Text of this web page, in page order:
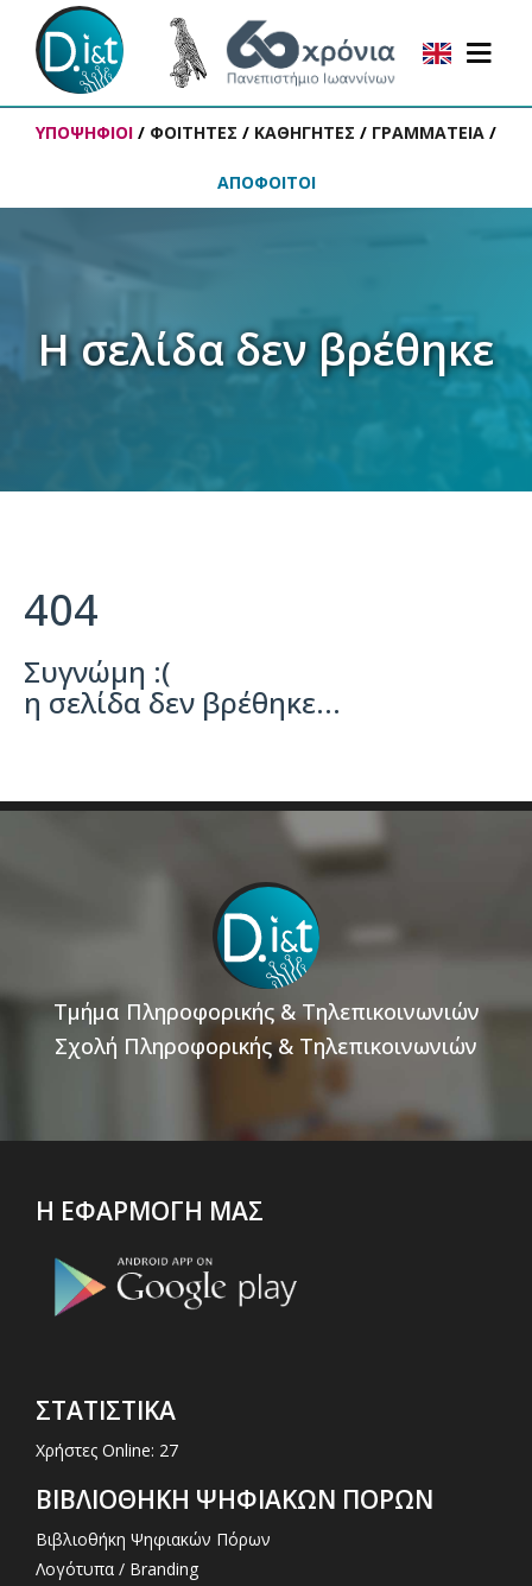
ΥΠΟΨΗΦΙΟΙ / ΦΟΙΤΗΤΕΣ / ΚΑΘΗΓΗΤΕΣ / ΓΡΑΜΜΑΤΕΙΑ /
ΑΠΟΦΟΙΤΟΙ
Η σελίδα δεν βρέθηκε
404
Συγνώμη :(
η σελίδα δεν βρέθηκε...
Τμήμα Πληροφορικής & Τηλεπικοινωνιών
Σχολή Πληροφορικής & Τηλεπικοινωνιών
Η ΕΦΑΡΜΟΓΗ ΜΑΣ
ΣΤΑΤΙΣΤΙΚΑ
Χρήστες Online: 27
ΒΙΒΛΙΟΘΗΚΗ ΨΗΦΙΑΚΩΝ ΠΟΡΩΝ
Βιβλιοθήκη Ψηφιακών Πόρων
Λογότυπα / Branding